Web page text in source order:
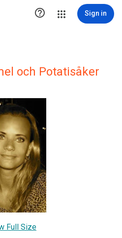
 Sign in
och Potatisåker
Full Size